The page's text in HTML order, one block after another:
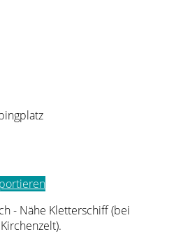
- Nähe Kletterschiff (bei